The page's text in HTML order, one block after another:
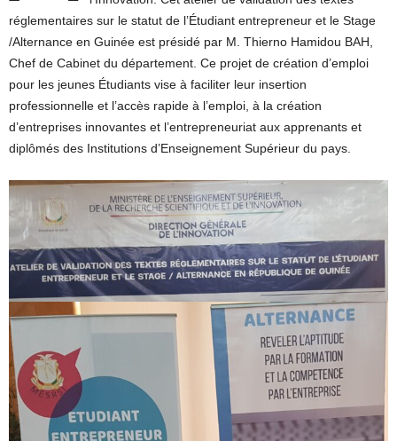
réglementaires sur le statut de l’Étudiant entrepreneur et le Stage
/Alternance en Guinée est présidé par M. Thierno Hamidou BAH,
Chef de Cabinet du département. Ce projet de création d’emploi
pour les jeunes Étudiants vise à faciliter leur insertion
professionnelle et l’accès rapide à l’emploi, à la création
d’entreprises innovantes et l’entrepreneuriat aux apprenants et
diplômés des Institutions d’Enseignement Supérieur du pays.